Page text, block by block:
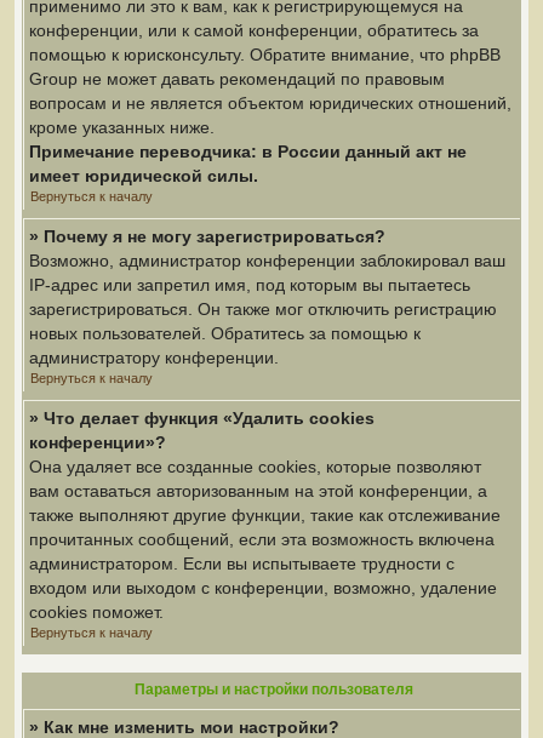
применимо ли это к вам, как к регистрирующемуся на
конференции, или к самой конференции, обратитесь за
помощью к юрисконсульту. Обратите внимание, что phpBB
Group не может давать рекомендаций по правовым
вопросам и не является объектом юридических отношений,
кроме указанных ниже.
Примечание переводчика: в России данный акт не
имеет юридической силы.
Вернуться к началу
» Почему я не могу зарегистрироваться?
Возможно, администратор конференции заблокировал ваш
IP-адрес или запретил имя, под которым вы пытаетесь
зарегистрироваться. Он также мог отключить регистрацию
новых пользователей. Обратитесь за помощью к
администратору конференции.
Вернуться к началу
» Что делает функция «Удалить cookies
конференции»?
Она удаляет все созданные cookies, которые позволяют
вам оставаться авторизованным на этой конференции, а
также выполняют другие функции, такие как отслеживание
прочитанных сообщений, если эта возможность включена
администратором. Если вы испытываете трудности с
входом или выходом с конференции, возможно, удаление
cookies поможет.
Вернуться к началу
Параметры и настройки пользователя
» Как мне изменить мои настройки?